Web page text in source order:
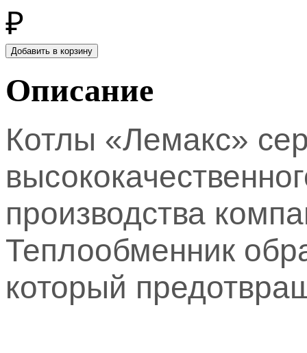
₽
Описание
Котлы «Лемакс»
производства
Теплообменник
который